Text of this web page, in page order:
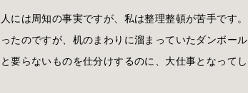
には周知の事実ですが、私は整理整頓が苦手です。
たのですが、机のまわりに溜まっていたダンボール
要らないものを仕分けするのに、大仕事となってし